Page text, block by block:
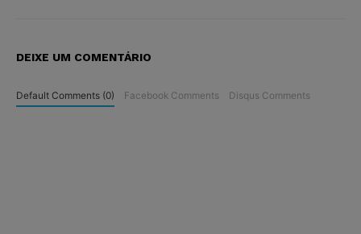
DEIXE UM COMENTÁRIO
Default Comments (0) Facebook Comments Disqus Comments